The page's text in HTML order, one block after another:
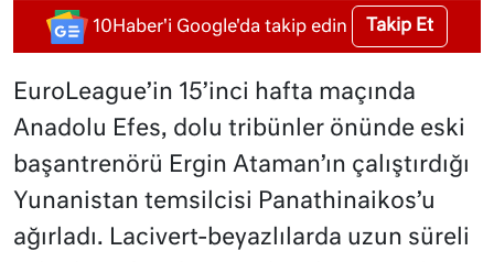
10Haber'i Google'da takip edin Takip Et
EuroLeague’in 15’inci hafta maçında
Anadolu Efes, dolu tribünler önünde eski
başantrenörü Ergin Ataman’ın çalıştırdığı
Yunanistan temsilcisi Panathinaikos’u
ağırladı. Lacivert-beyazlılarda uzun süreli